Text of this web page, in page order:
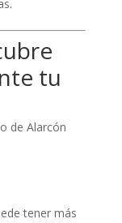
tu
de Alarcón
tener más